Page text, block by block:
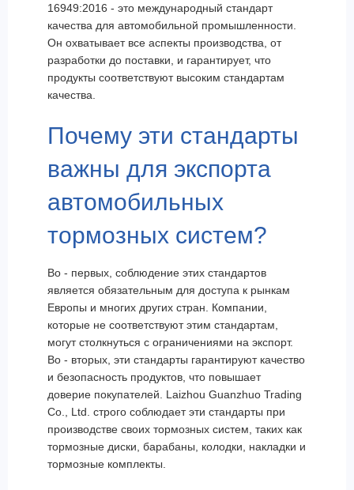
16949:2016 - это международный стандарт
качества для автомобильной промышленности.
Он охватывает все аспекты производства, от
разработки до поставки, и гарантирует, что
продукты соответствуют высоким стандартам
качества.
Почему эти стандарты
важны для экспорта
автомобильных
тормозных систем?
Во - первых, соблюдение этих стандартов
является обязательным для доступа к рынкам
Европы и многих других стран. Компании,
которые не соответствуют этим стандартам,
могут столкнуться с ограничениями на экспорт.
Во - вторых, эти стандарты гарантируют качество
и безопасность продуктов, что повышает
доверие покупателей. Laizhou Guanzhuo Trading
Co., Ltd. строго соблюдает эти стандарты при
производстве своих тормозных систем, таких как
тормозные диски, барабаны, колодки, накладки и
тормозные комплекты.